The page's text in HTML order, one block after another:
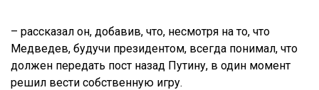
– рассказал он, добавив, что, несмотря на то, что
Медведев, будучи президентом, всегда понимал, что
должен передать пост назад Путину, в один момент
решил вести собственную игру.